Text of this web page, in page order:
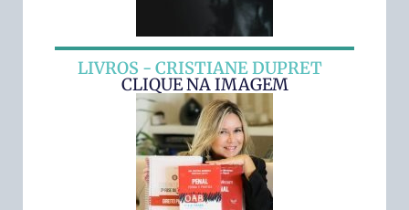
LIVROS - CRISTIANE DUPRET
CLIQUE NA IMAGEM